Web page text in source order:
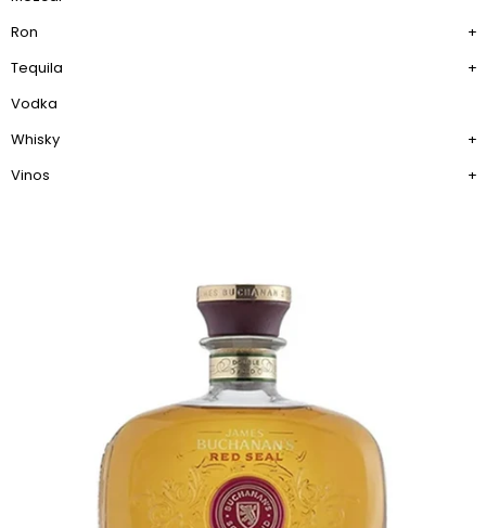
Ron
+
Tequila
+
Vodka
Whisky
+
Vinos
+